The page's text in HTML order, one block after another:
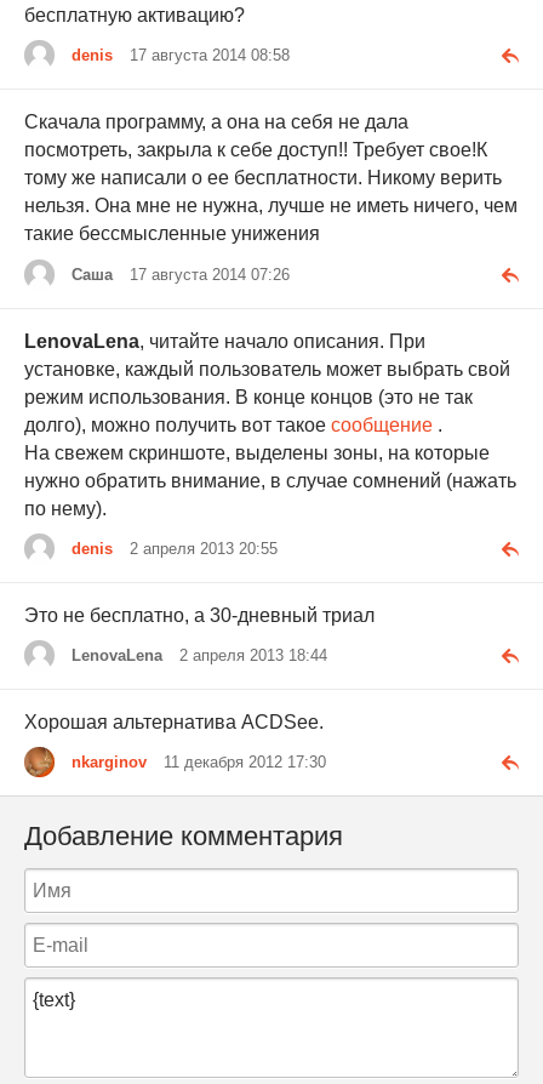
бесплатную активацию?
denis 17 августа 2014 08:58
Скачала программу, а она на себя не дала
посмотреть, закрыла к себе доступ!! Требует свое!К
тому же написали о ее бесплатности. Никому верить
нельзя. Она мне не нужна, лучше не иметь ничего, чем
такие бессмысленные унижения
Саша 17 августа 2014 07:26
LenovaLena, читайте начало описания. При
установке, каждый пользователь может выбрать свой
режим использования. В конце концов (это не так
долго), можно получить вот такое сообщение .
На свежем скриншоте, выделены зоны, на которые
нужно обратить внимание, в случае сомнений (нажать
по нему).
denis 2 апреля 2013 20:55
Это не бесплатно, а 30-дневный триал
LenovaLena 2 апреля 2013 18:44
Хорошая альтернатива ACDSee.
nkarginov 11 декабря 2012 17:30
Добавление комментария